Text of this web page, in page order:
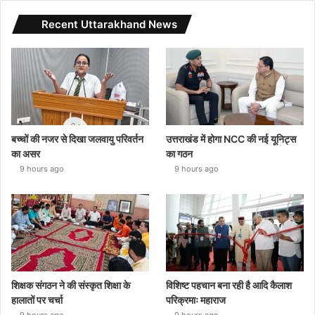
Recent Uttarakhand News
बच्चों की नजर से दिखा जलवायु परिवर्तन
का असर
9 hours ago
उत्तराखंड में होगा NCC की नई यूनिट्स
का गठन
9 hours ago
शिक्षक संगठन ने की संस्कृत शिक्षा के
हालातों पर चर्चा
विशिष्ट पहचान बना रही है आदि कैलाश
परिक्रमाः महाराज